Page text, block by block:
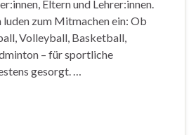
Eltern und Lehrer:innen.
luden zum Mitmachen ein: Ob
Volleyball, Basketball,
– für sportliche
gesorgt. …